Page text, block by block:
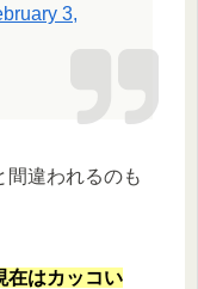
3,
間違われるのも
在はカッコい